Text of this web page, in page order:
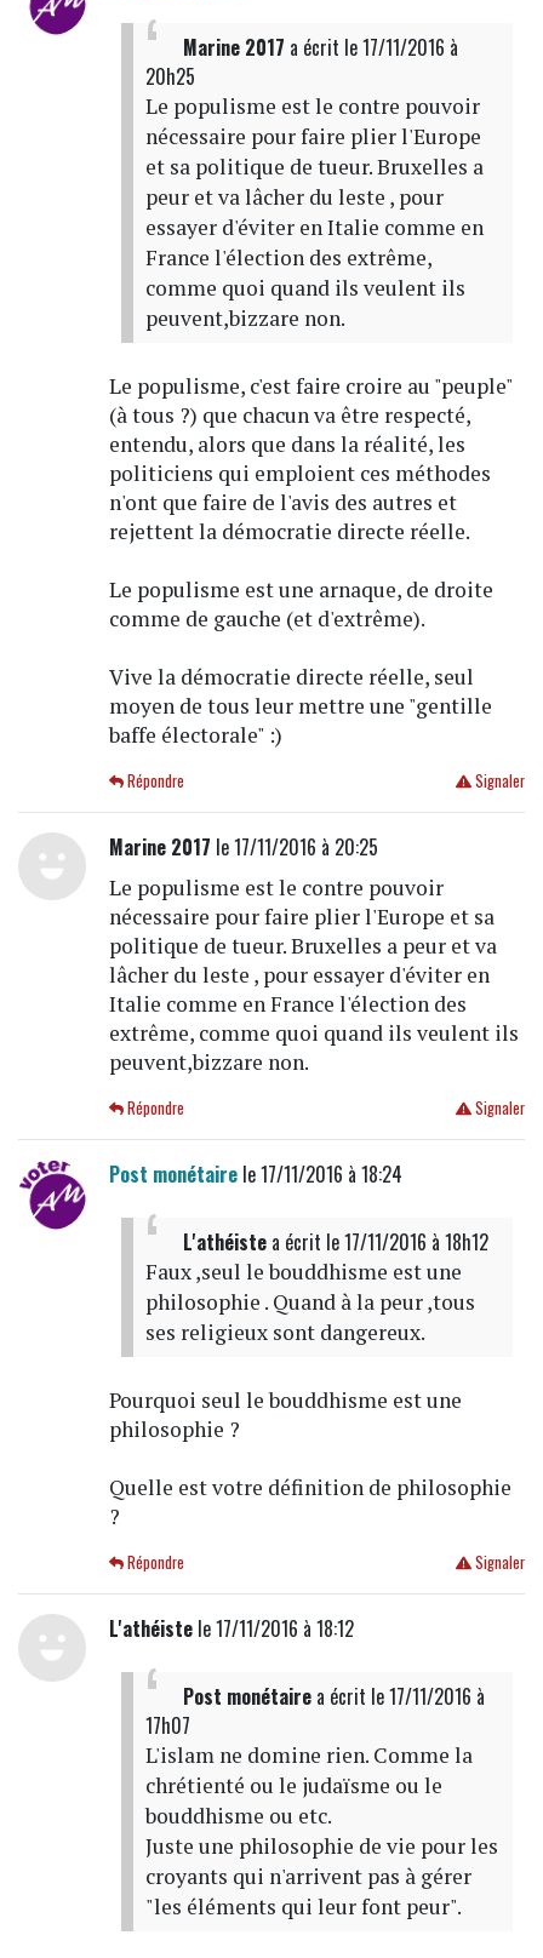
Marine 2017 a écrit le 17/11/2016 à
20h25
Le populisme est le contre pouvoir
nécessaire pour faire plier l'Europe
et sa politique de tueur. Bruxelles a
peur et va lâcher du leste , pour
essayer d'éviter en Italie comme en
France l'élection des extrême,
comme quoi quand ils veulent ils
peuvent,bizzare non.
Le populisme, c'est faire croire au "peuple"
(à tous ?) que chacun va être respecté,
entendu, alors que dans la réalité, les
politiciens qui emploient ces méthodes
n'ont que faire de l'avis des autres et
rejettent la démocratie directe réelle.
Le populisme est une arnaque, de droite
comme de gauche (et d'extrême).
Vive la démocratie directe réelle, seul
moyen de tous leur mettre une "gentille
baffe électorale" :)
Signaler
Répondre
Marine 2017 le 17/11/2016 à 20:25
Le populisme est le contre pouvoir
nécessaire pour faire plier l'Europe et sa
politique de tueur. Bruxelles a peur et va
lâcher du leste , pour essayer d'éviter en
Italie comme en France l'élection des
extrême, comme quoi quand ils veulent ils
peuvent,bizzare non.
Signaler
Répondre
Post monétairele 17/11/2016 à 18:24
L'athéistea écrit le 17/11/2016 à 18h12
Faux ,seul le bouddhisme est une
philosophie . Quand à la peur ,tous
ses religieux sont dangereux.
Pourquoi seul le bouddhisme est une
philosophie ?
Quelle est votre définition de philosophie
?
Signaler
Répondre
L'athéistele 17/11/2016 à 18:12
Post monétairea écrit le 17/11/2016 à
17h07
L'islam ne domine rien. Comme la
chrétienté ou le judaïsme ou le
bouddhisme ou etc.
Juste une philosophie de vie pour les
croyants qui n'arrivent pas à gérer
"les éléments qui leur font peur".